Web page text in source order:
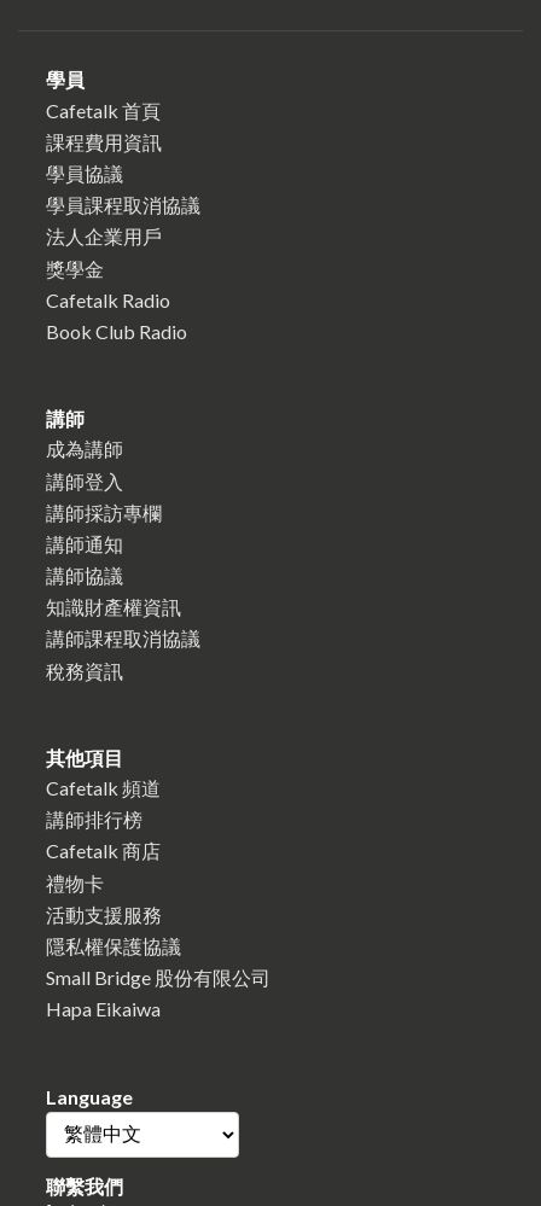
學員
Cafetalk 首頁
課程費用資訊
學員協議
學員課程取消協議
法人企業用戶
獎學金
Cafetalk Radio
Book Club Radio
講師
成為講師
講師登入
講師採訪專欄
講師通知
講師協議
知識財產權資訊
講師課程取消協議
稅務資訊
其他項目
Cafetalk 頻道
講師排行榜
Cafetalk 商店
禮物卡
活動支援服務
隱私權保護協議
Small Bridge 股份有限公司
Hapa Eikaiwa
Language
聯繫我們